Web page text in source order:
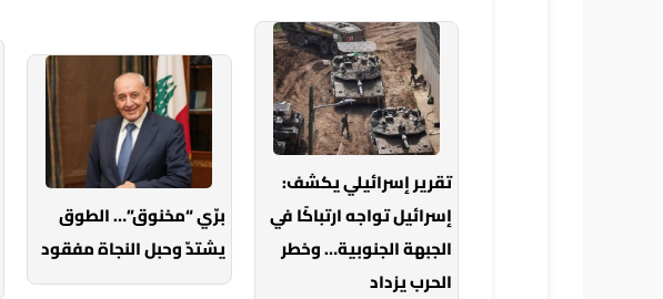
تقرير إسرائيلي يكشف:
إسرائيل تواجه ارتباكًا في
الجبهة الجنوبية… وخطر
الحرب يزداد
برّي “مخنوق”… الطوق
يشتدّ وحبل النجاة مفقود